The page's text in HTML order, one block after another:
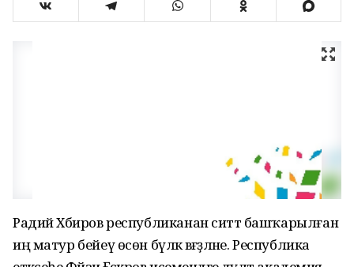
Радий Хәбиров республиканан ситтә башҡарылған
иң матур бейеү өсөн бүләк вәғәҙәләне. Республика